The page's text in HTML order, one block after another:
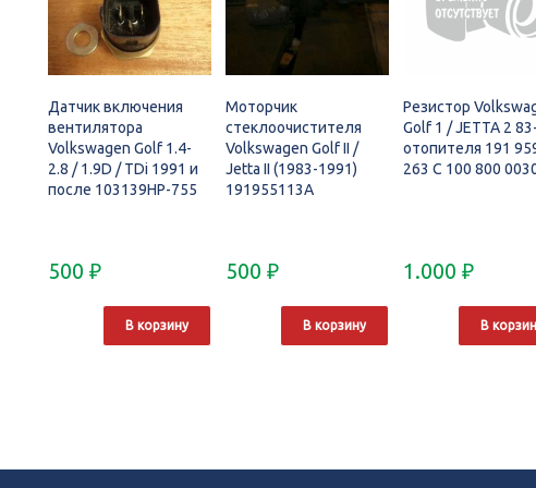
Датчик включения
вентилятора
Volkswagen Golf 1.4-
2.8 / 1.9D / TDi 1991 и
после 103139HP-755
500₽
В корзину
Моторчик
стеклоочистителя
Volkswagen Golf II /
Jetta II (1983-1991)
191955113A
500 ₽
В корзину
Резистор
Golf 1 / JETTA 2
отопителя 191
263 C 100 800
1.000 ₽
В